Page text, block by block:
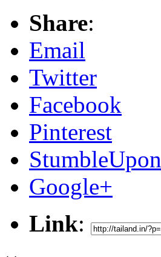
Share:
Email
Twitter
Facebook
Pinterest
StumbleUpon
Google+
Link: